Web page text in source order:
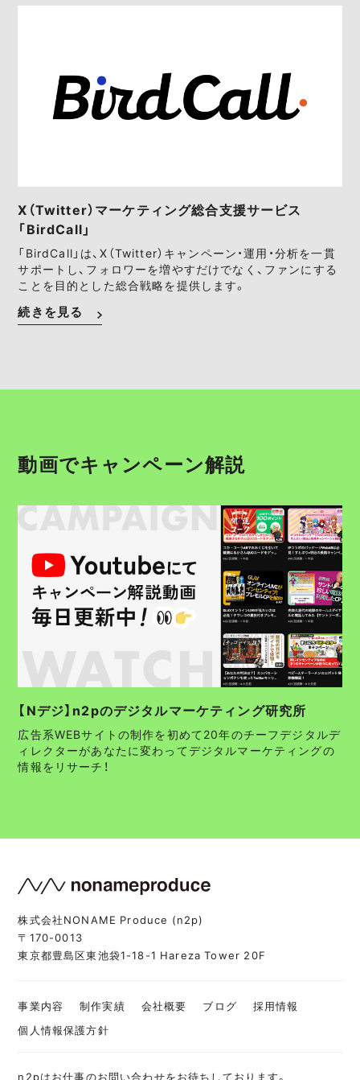
X（Twitter）マーケティング総合支援サービス
「BirdCall」
「BirdCall」は、X（Twitter）キャンペーン・運用・分析を一貫
サポートし、フォロワーを増やすだけでなく、ファンにする
ことを目的とした総合戦略を提供します。
続きを見る
動画でキャンペーン解説
【Nデジ】n2pのデジタルマーケティング研究所
広告系WEBサイトの制作を初めて20年のチーフデジタルデ
ィレクターがあなたに変わってデジタルマーケティングの
情報をリサーチ！
株式会社NONAME Produce (n2p)
〒170-0013
東京都豊島区東池袋1-18-1 Hareza Tower 20F
事業内容 制作実績 会社概要 ブログ
採用情報
個人情報保護方針
n2pはお仕事のお問い合わせをお待ちしております。